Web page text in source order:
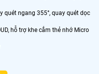
quét ngang 355°, quay quét dọc
hỗ trợ khe cắm thẻ nhớ Micro